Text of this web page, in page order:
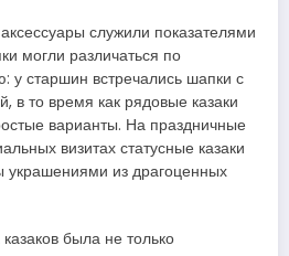
служили показателями
могли различаться по
у старшин встречались шапки с
в то время как рядовые казаки
варианты. На праздничные
визитах статусные казаки
украшениями из драгоценных
была не только